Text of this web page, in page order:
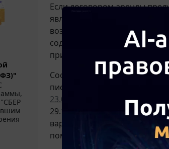
ФЗ)"
Если договором аренды
являются дополнительной
возмещение затрат или на
содержанию
при определении налоговой
Соответственно,счет-
письма ФНС России от
23.04.2007 N ШТ-6-03/340@
29.12.2005 N 03-4-03/2299/
варианте оформления
помещения в аренду.